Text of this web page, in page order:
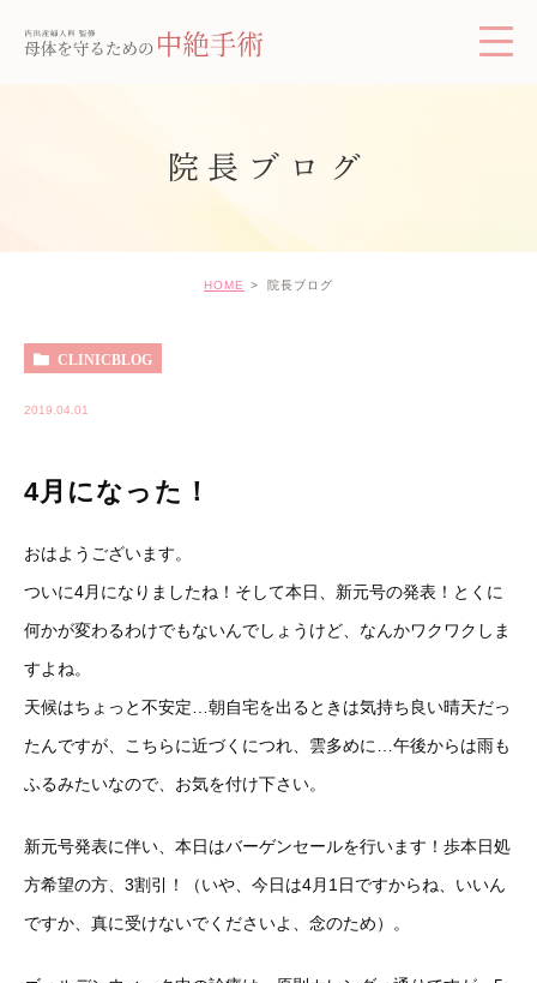
院長ブログ
HOME 院長ブログ
CLINICBLOG
2019.04.01
4月になった！
おはようございます。
ついに4月になりましたね！そして本日、新元号の発表！とくに
何かが変わるわけでもないんでしょうけど、なんかワクワクしま
すよね。
天候はちょっと不安定…朝自宅を出るときは気持ち良い晴天だっ
たんですが、こちらに近づくにつれ、雲多めに…午後からは雨も
ふるみたいなので、お気を付け下さい。
新元号発表に伴い、本日はバーゲンセールを行います！歩本日処
方希望の方、3割引！（いや、今日は4月1日ですからね、いいん
ですか、真に受けないでくださいよ、念のため）。